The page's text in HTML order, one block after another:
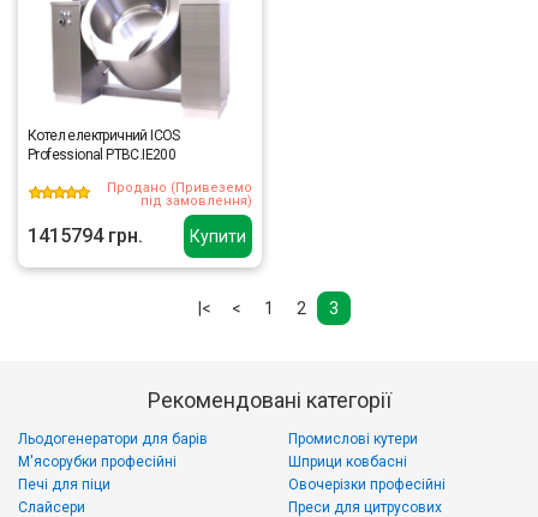
Купити
Котел електричний ICOS
Professional PTBC.IE200
Продано (Привеземо
під замовлення)
1415794 грн.
|< < 1 2 3
Рекомендовані категорії
Льодогенератори для барів
М'ясорубки професійні
Печі для піци
Слайсери
Промислові кутери
Шприци ковбасні
Овочерізки професійні
Преси для цитрусових